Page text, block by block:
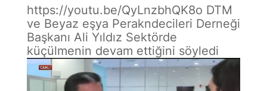
https://youtu.be/QyLnzbhQK8o DTM
ve Beyaz eşya Perakndecileri Derneği
Başkanı Ali Yıldız Sektörde
küçülmenin devam ettiğini söyledi